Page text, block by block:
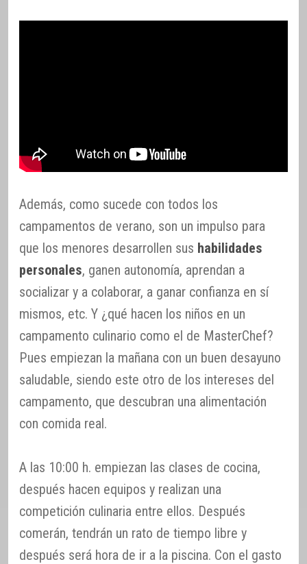
Además, como sucede con todos los
campamentos de verano, son un impulso para
que los menores desarrollen sus habilidades
personales, ganen autonomía, aprendan a
socializar y a colaborar, a ganar confianza en sí
mismos, etc. Y ¿qué hacen los niños en un
campamento culinario como el de MasterChef?
Pues empiezan la mañana con un buen desayuno
saludable, siendo este otro de los intereses del
campamento, que descubran una alimentación
con comida real.
A las 10:00 h. empiezan las clases de cocina,
después hacen equipos y realizan una
competición culinaria entre ellos. Después
comerán, tendrán un rato de tiempo libre y
después será hora de ir a la piscina. Con el gasto